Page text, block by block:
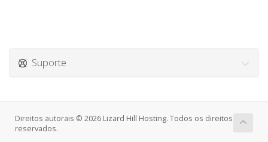
Suporte
Direitos autorais © 2026 Lizard Hill Hosting. Todos os direitos
reservados.